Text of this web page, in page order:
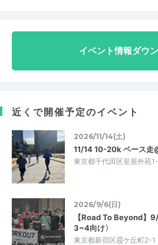
イベント情報ダウ
近くで開催予定のイベント
2026/11/14(土)
11/14 10-20k ペース走
東京都千代田区皇居外苑
2026/9/6(日)
【Road To Beyond】
3~4向け〉
東京都新宿区霞ケ丘町2-1